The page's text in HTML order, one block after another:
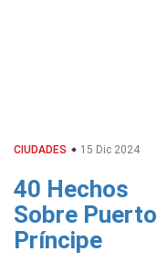
CIUDADES 15 Dic 2024
40 Hechos
Sobre Puerto
Príncipe